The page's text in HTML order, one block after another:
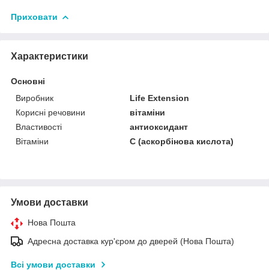
Приховати
Характеристики
Основні
Виробник
Life Extension
Корисні речовини
вітаміни
Властивості
антиоксидант
Вітаміни
С (аскорбінова кислота)
Умови доставки
Нова Пошта
Адресна доставка кур'єром до дверей (Нова Пошта)
Всі умови доставки